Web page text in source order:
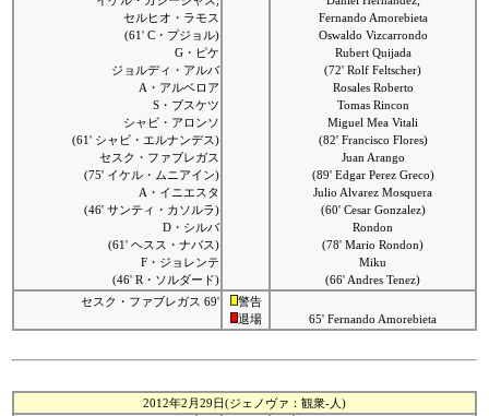
セルヒオ・ラモス
(61' C・プジョル)
G・ピケ
ジョルディ・アルバ
A・アルベロア
S・ブスケツ
シャビ・アロンソ
(61' シャビ・エルナンデス)
セスク・ファブレガス
(75' イケル・ムニアイン)
A・イニエスタ
(46' サンティ・カソルラ)
D・シルバ
(61' ヘスス・ナバス)
F・ジョレンテ
(46' R・ソルダード)
Fernando Amorebieta
Oswaldo Vizcarrondo
Rubert Quijada
(72' Rolf Feltscher)
Rosales Roberto
Tomas Rincon
Miguel Mea Vitali
(82' Francisco Flores)
Juan Arango
(89' Edgar Perez Greco)
Julio Alvarez Mosquera
(60' Cesar Gonzalez)
Rondon
(78' Mario Rondon)
Miku
(66' Andres Tenez)
セスク・ファブレガス 69'
警告
退場
65' Fernando Amorebieta
2012年2月29日(ジェノヴァ：観衆-人)